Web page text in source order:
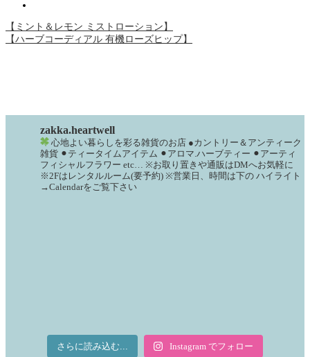
【ミント＆レモン ミストローション】
【ハーブコーディアル 有機ローズヒップ】
zakka.heartwell
心地よい暮らしを彩る雑貨のお店 ●カントリー＆アンティーク
雑貨 ⚫︎ティータイムアイテム ⚫︎アロマ.ハーブティー ⚫︎アーティ
フィシャルフラワー etc… ※お取り置きや通販はDMへお気軽に
※2Fはレンタルルーム(要予約) ※営業日、時間は下の ハイライト
→Calendarをご覧下さい
さらに読み込む... Instagram でフォロー